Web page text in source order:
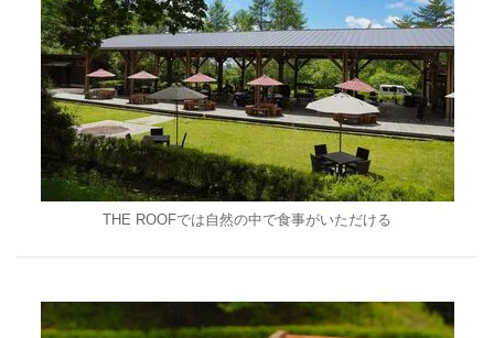
THE ROOFでは自然の中で食事がいただける